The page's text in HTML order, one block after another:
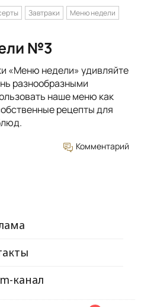
Завтраки
Меню недели
№3
«Меню недели» удивляйте
разнообразными
наше меню как
рецепты для
Комментарий
канал